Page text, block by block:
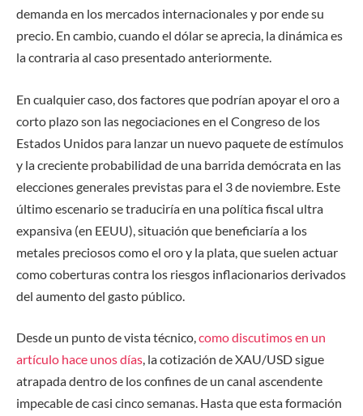
demanda en los mercados internacionales y por ende su
precio. En cambio, cuando el dólar se aprecia, la dinámica es
la contraria al caso presentado anteriormente.
En cualquier caso, dos factores que podrían apoyar el oro a
corto plazo son las negociaciones en el Congreso de los
Estados Unidos para lanzar un nuevo paquete de estímulos
y la creciente probabilidad de una barrida demócrata en las
elecciones generales previstas para el 3 de noviembre. Este
último escenario se traduciría en una política fiscal ultra
expansiva (en EEUU), situación que beneficiaría a los
metales preciosos como el oro y la plata, que suelen actuar
como coberturas contra los riesgos inflacionarios derivados
del aumento del gasto público.
Desde un punto de vista técnico,como discutimos en un
artículo hace unos días, la cotización de XAU/USD sigue
atrapada dentro de los confines de un canal ascendente
impecable de casi cinco semanas. Hasta que esta formación